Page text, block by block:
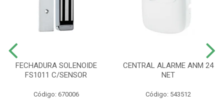
FECHADURA SOLENOIDE
FS1011 C/SENSOR
Código: 670006
CENTRAL ALARME ANM 24
NET
Código: 543512